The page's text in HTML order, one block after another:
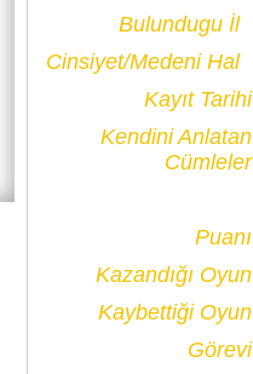
Bulundugu İl
Cinsiyet/Medeni Hal
Kayıt Tarihi
Kendini Anlatan
Cümleler
Puanı
Kazandığı Oyun
Kaybettiği Oyun
Görevi